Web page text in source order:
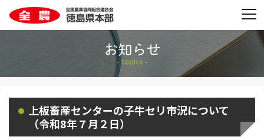
上板畜産センターの子牛セリ市況について
（令和8年７月２日）